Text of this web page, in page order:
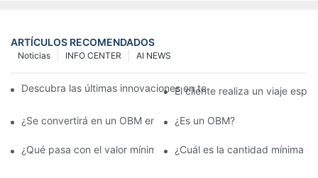
ARTÍCULOS RECOMENDADOS
AI NEWS
INFO CENTER
Noticias
Descubra las últimas innovaciones en tejidos no tejidos en la
El cliente realiza un viaje
¿Se convertirá en un OBM en el futuro?¿Es un OBM?
¿Qué pasa con el valor mínimo del pedido para los productos
¿Cuál es la cantidad mínima